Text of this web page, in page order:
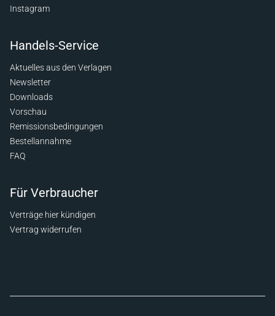
Instagram
Handels-Service
Aktuelles aus den Verlagen
Newsletter
Downloads
Vorschau
Remissionsbedingungen
Bestellannahme
FAQ
Für Verbraucher
Verträge hier kündigen
Vertrag widerrufen